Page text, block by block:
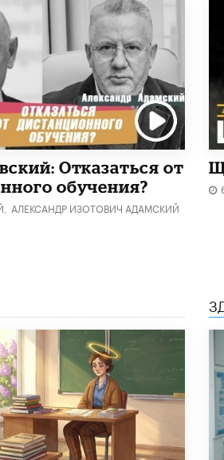
Отказаться от
обучения?
АЛЕКСАНДР ИЗОТОВИЧ АДАМСКИЙ